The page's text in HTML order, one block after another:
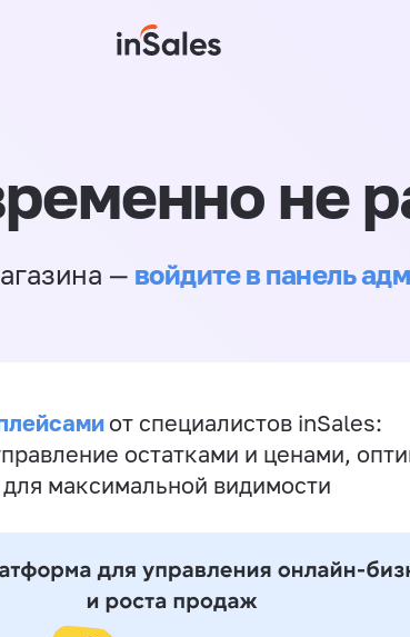
не
— войдите в панель
от специалистов inSales:
остатками и ценами,
максимальной видимости